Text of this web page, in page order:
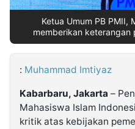
Ketua Umum PB PMII,
memberikan keterangan
: Muhammad Imtiyaz
Kabarbaru, Jakarta –
Mahasiswa Islam
kritik atas kebijakan